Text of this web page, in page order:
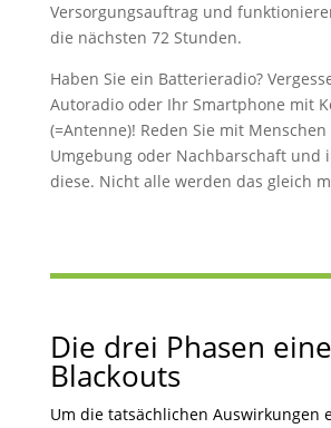
Versorgungsauftrag und
die nächsten 72 Stunden.
Haben Sie ein Batterieradio?
Autoradio oder Ihr Smartphone mit
(=Antenne)! Reden Sie mit
Umgebung oder Nachbarschaft und
diese. Nicht alle werden das gleich
Die drei Phasen
Blackouts
Um die tatsächlichen Auswirkungen